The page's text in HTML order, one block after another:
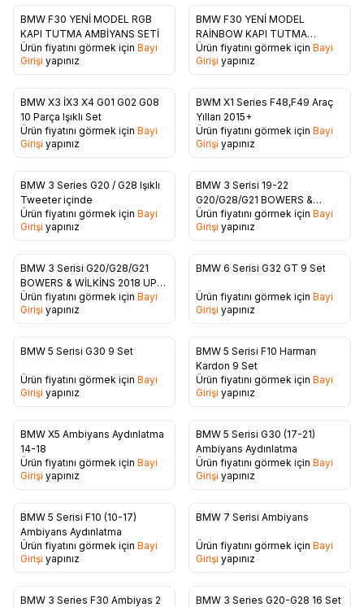
Favorilere Ekle
BMW F30 YENİ MODEL RGB
KAPI TUTMA AMBİYANS SETİ
Ürün fiyatını görmek için Bayi
Girişi yapınız
Favorilere Ekle
BMW F30 YENİ MODEL
RAİNBOW KAPI TUTMA
AMBİYANS SETİ
Ürün fiyatını görmek için Bayi
Girişi yapınız
Favorilere Ekle
BMW X3 İX3 X4 G01 G02 G08
10 Parça Işıklı Set
Ürün fiyatını görmek için Bayi
Girişi yapınız
Favorilere Ekle
BWM X1 Series F48,F49 Araç
Yılları 2015+
Ürün fiyatını görmek için Bayi
Girişi yapınız
Favorilere Ekle
BMW 3 Series G20 / G28 Işıklı
Tweeter içinde
Ürün fiyatını görmek için Bayi
Girişi yapınız
Favorilere Ekle
BMW 3 Serisi 19-22
G20/G28/G21 BOWERS &
WİLKİNS Motorlu Işıklı Center
Kapağı
Ürün fiyatını görmek için Bayi
Girişi yapınız
Favorilere Ekle
BMW 3 Serisi G20/G28/G21
BOWERS & WİLKİNS 2018 UP
(Kolonsuz)
Ürün fiyatını görmek için Bayi
Girişi yapınız
BMW 6 Serisi G32 GT 9 Set
Ürün fiyatını görmek için Bayi
Girişi yapınız
BMW 5 Serisi G30 9 Set
Ürün fiyatını görmek için Bayi
Girişi yapınız
Favorilere Ekle
BMW 5 Serisi F10 Harman
Kardon 9 Set
Ürün fiyatını görmek için Bayi
Girişi yapınız
Favorilere Ekle
BMW X5 Ambiyans Aydınlatma
14-18
Ürün fiyatını görmek için Bayi
Girişi yapınız
Favorilere Ekle
BMW 5 Serisi G30 (17-21)
Ambiyans Aydınlatma
Ürün fiyatını görmek için Bayi
Girişi yapınız
Favorilere Ekle
BMW 5 Serisi F10 (10-17)
Ambiyans Aydınlatma
Ürün fiyatını görmek için Bayi
Girişi yapınız
BMW 7 Serisi Ambiyans
Ürün fiyatını görmek için Bayi
Girişi yapınız
BMW 3 Series F30 Ambiyas 2
BMW 3 Series G20-G28 16 Set